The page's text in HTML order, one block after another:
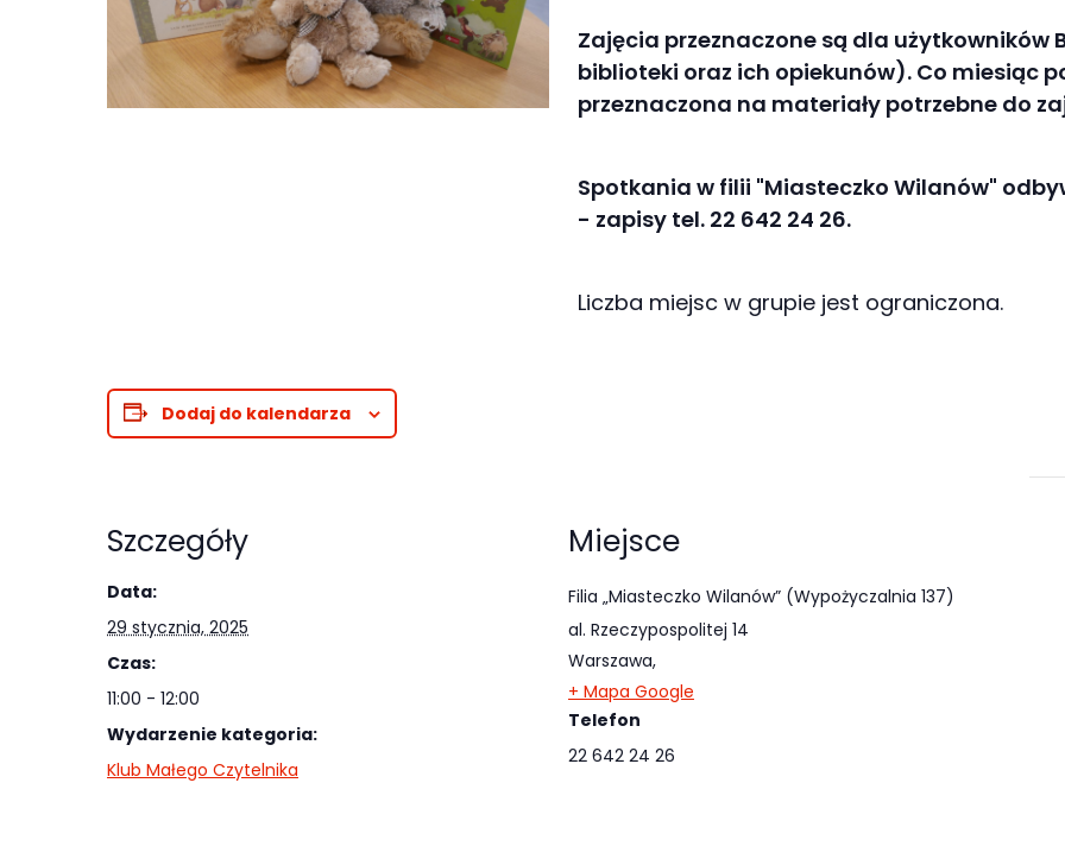
Zajęcia przeznaczone są dla użytkowników
biblioteki oraz ich opiekunów). Co miesiąc
przeznaczona na materiały potrzebne do
Spotkania w filii "Miasteczko Wilanów"
- zapisy tel. 22 642 24 26.
Liczba miejsc w grupie jest ograniczona.
Dodaj do kalendarza
Szczegóły
Data:
29 stycznia, 2025
Czas:
11:00 - 12:00
Wydarzenie kategoria:
Klub Małego Czytelnika
Miejsce
Filia „Miasteczko Wilanów” (Wypożyczalnia 137)
al. Rzeczypospolitej 14
Warszawa,
+ Mapa Google
Telefon
22 642 24 26
internetowej.
na podstawie
Doświadczenie
Aby nasza
internetowa
działała jak
najlepiej
podczas